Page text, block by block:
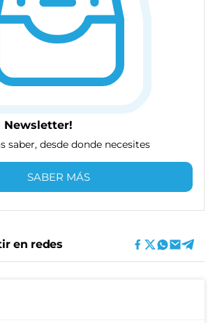
Newsletter!
saber, desde donde necesites
SABER MÁS
en redes